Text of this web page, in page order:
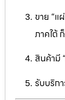
ขาย “
ภาคใต้
สินค้ามี
รับบริก